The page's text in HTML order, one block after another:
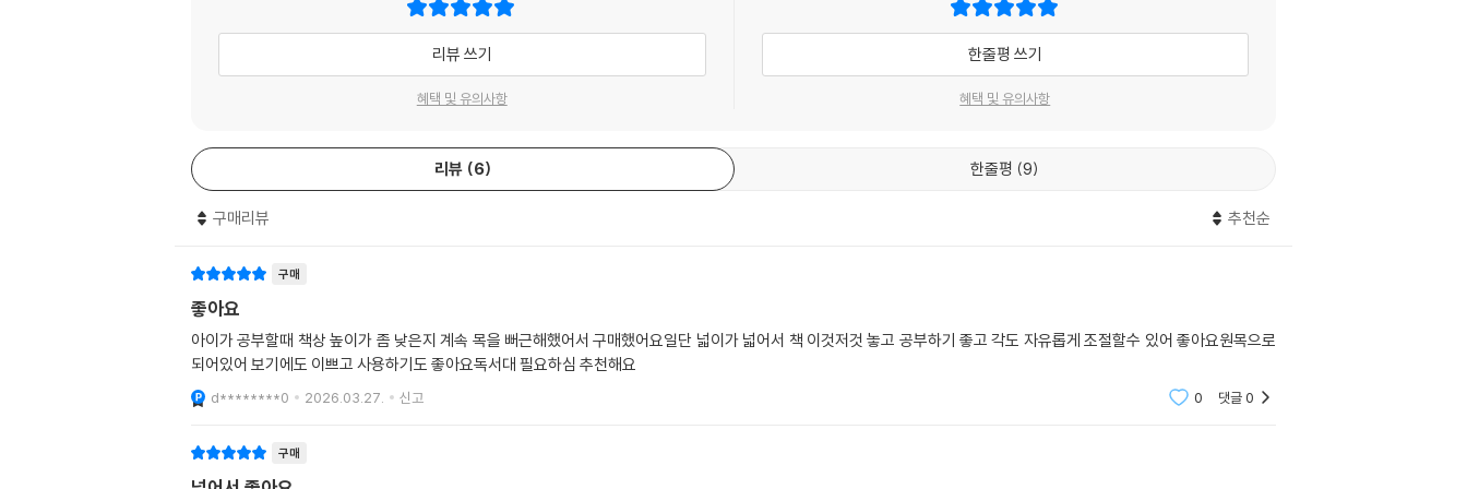
리뷰 쓰기
혜택 및 유의사항
한줄평 쓰기
혜택 및 유의사항
리뷰 6 한줄평 9
구매리뷰 추천순
구매
좋아요
아이가 공부할때 책상 높이가 좀 낮은지 계속 목을 뻐근해했어서 구매했어요일단 넓이가 넓어서 책 이것저것 놓고 공부하기 좋고 각도 자유롭게 조절할수 있어 좋아요원목으로
되어있어 보기에도 이쁘고 사용하기도 좋아요독서대 필요하심 추천해요
d********0 2026.03.27. 신고 0 댓글0
구매